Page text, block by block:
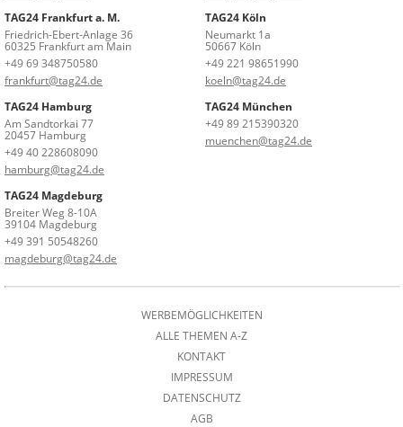
TAG24 Frankfurt a. M.
Friedrich-Ebert-Anlage 36
60325 Frankfurt am Main
+49 69 348750580
frankfurt@tag24.de
TAG24 Köln
Neumarkt 1a
50667 Köln
+49 221 98651990
koeln@tag24.de
TAG24 Hamburg
Am Sandtorkai 77
20457 Hamburg
+49 40 228608090
hamburg@tag24.de
TAG24 München
+49 89 215390320
muenchen@tag24.de
TAG24 Magdeburg
Breiter Weg 8-10A
39104 Magdeburg
+49 391 50548260
magdeburg@tag24.de
WERBEMÖGLICHKEITEN
ALLE THEMEN A-Z
KONTAKT
IMPRESSUM
DATENSCHUTZ
AGB